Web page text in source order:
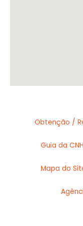
Obtenção /
Guia da CNH
Mapa do